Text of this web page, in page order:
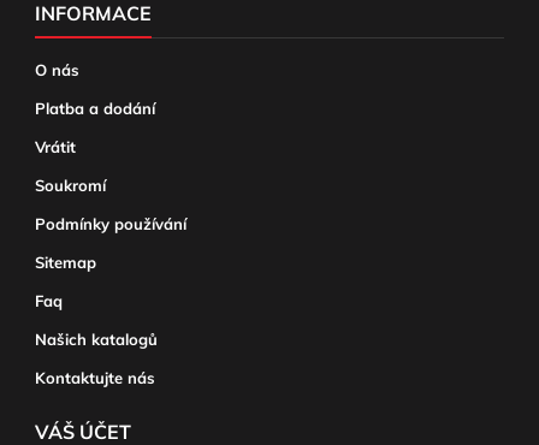
INFORMACE
O nás
Platba a dodání
Vrátit
Soukromí
Podmínky používání
Sitemap
Faq
Našich katalogů
Kontaktujte nás
VÁŠ ÚČET